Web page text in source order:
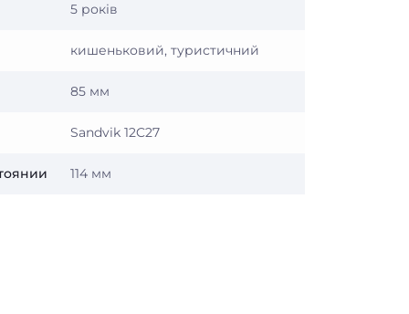
5 років
кишеньковий, туристичний
85 мм
Sandvik 12C27
114 мм